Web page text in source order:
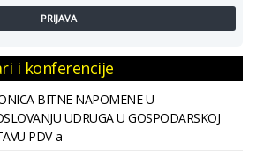
PRIJAVA
i konferencije
BITNE NAPOMENE U
UDRUGA U GOSPODARSKOJ
PDV-a